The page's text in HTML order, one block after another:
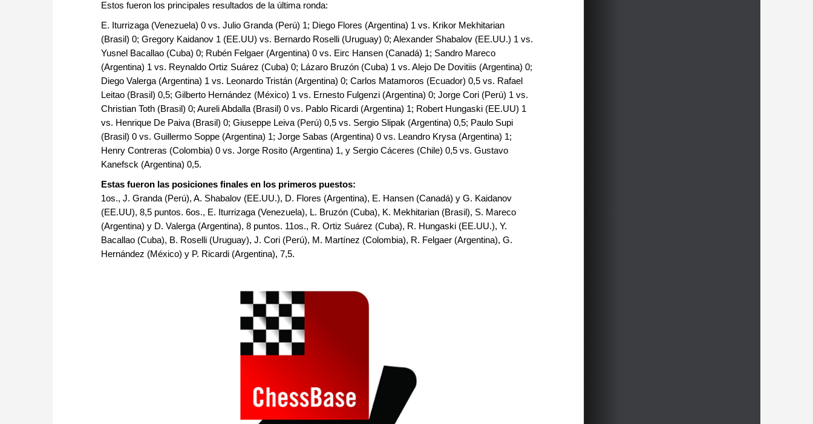
Estos fueron los principales resultados de la última ronda:
E. Iturrizaga (Venezuela) 0 vs. Julio Granda (Perú) 1; Diego Flores (Argentina) 1 vs. Krikor Mekhitarian
(Brasil) 0; Gregory Kaidanov 1 (EE.UU) vs. Bernardo Roselli (Uruguay) 0; Alexander Shabalov (EE.UU.) 1 vs.
Yusnel Bacallao (Cuba) 0; Rubén Felgaer (Argentina) 0 vs. Eirc Hansen (Canadá) 1; Sandro Mareco
(Argentina) 1 vs. Reynaldo Ortiz Suárez (Cuba) 0; Lázaro Bruzón (Cuba) 1 vs. Alejo De Dovitiis (Argentina) 0;
Diego Valerga (Argentina) 1 vs. Leonardo Tristán (Argentina) 0; Carlos Matamoros (Ecuador) 0,5 vs. Rafael
Leitao (Brasil) 0,5; Gilberto Hernández (México) 1 vs. Ernesto Fulgenzi (Argentina) 0; Jorge Cori (Perú) 1 vs.
Christian Toth (Brasil) 0; Aureli Abdalla (Brasil) 0 vs. Pablo Ricardi (Argentina) 1; Robert Hungaski (EE.UU) 1
vs. Henrique De Paiva (Brasil) 0; Giuseppe Leiva (Perú) 0,5 vs. Sergio Slipak (Argentina) 0,5; Paulo Supi
(Brasil) 0 vs. Guillermo Soppe (Argentina) 1; Jorge Sabas (Argentina) 0 vs. Leandro Krysa (Argentina) 1;
Henry Contreras (Colombia) 0 vs. Jorge Rosito (Argentina) 1, y Sergio Cáceres (Chile) 0,5 vs. Gustavo
Kanefsck (Argentina) 0,5.
Estas fueron las posiciones finales en los primeros puestos:
1os., J. Granda (Perú), A. Shabalov (EE.UU.), D. Flores (Argentina), E. Hansen (Canadá) y G. Kaidanov
(EE.UU), 8,5 puntos. 6os., E. Iturrizaga (Venezuela), L. Bruzón (Cuba), K. Mekhitarian (Brasil), S. Mareco
(Argentina) y D. Valerga (Argentina), 8 puntos. 11os., R. Ortiz Suárez (Cuba), R. Hungaski (EE.UU.), Y.
Bacallao (Cuba), B. Roselli (Uruguay), J. Cori (Perú), M. Martínez (Colombia), R. Felgaer (Argentina), G.
Hernández (México) y P. Ricardi (Argentina), 7,5.